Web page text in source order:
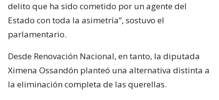
delito que ha sido cometido por un agente del
Estado con toda la asimetría”, sostuvo el
parlamentario.
Desde Renovación Nacional, en tanto, la diputada
Ximena Ossandón planteó una alternativa distinta a
la eliminación completa de las querellas.